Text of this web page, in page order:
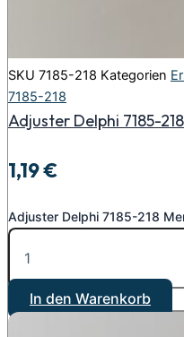
SKU 7185-218 Kategorien
7185-218
Adjuster Delphi 7185-218
1,19€
Adjuster Delphi 7185-218
In den Warenkorb